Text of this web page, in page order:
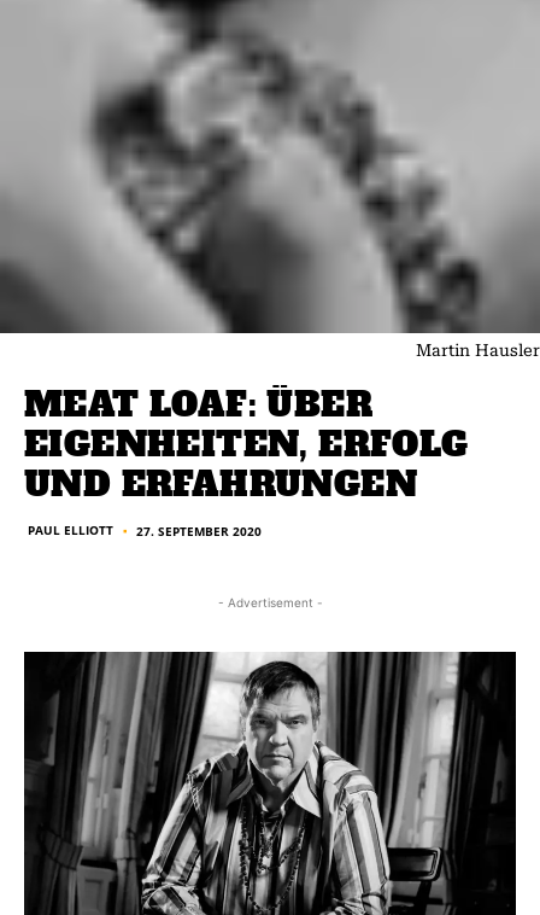
Martin Hausler
MEAT LOAF: ÜBER
EIGENHEITEN, ERFOLG
UND ERFAHRUNGEN
PAUL ELLIOTT ■ 27. SEPTEMBER 2020
- Advertisement -